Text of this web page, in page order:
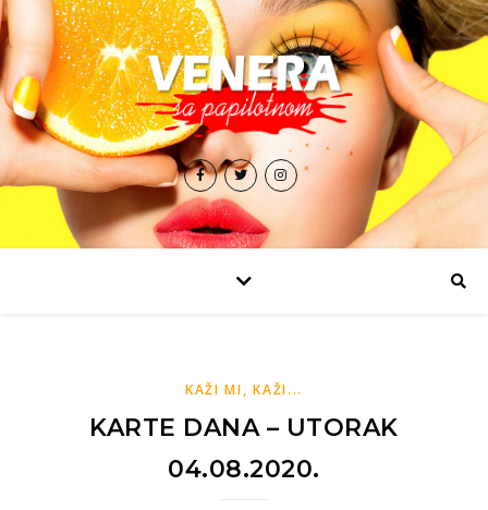
KAŽI MI, KAŽI...
KARTE DANA – UTORAK
04.08.2020.